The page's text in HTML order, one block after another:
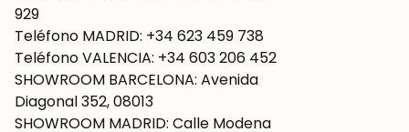
929
Teléfono MADRID: +34 623 459 738
Teléfono VALENCIA: +34 603 206 452
SHOWROOM BARCELONA: Avenida
Diagonal 352, 08013
SHOWROOM MADRID: Calle Modena